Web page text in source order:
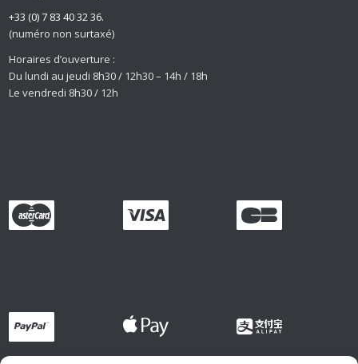
+33 (0) 7 83 40 32 36.
(numéro non surtaxé)
Horaires d’ouverture :
Du lundi au jeudi 8h30 / 12h30 – 14h / 18h
Le vendredi 8h30 / 12h